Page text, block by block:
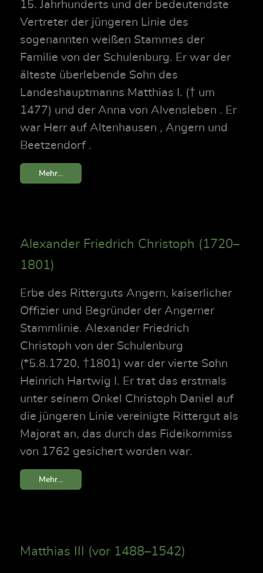
15. Jahrhunderts und der bedeutendste
Vertreter der jüngeren Linie des
sogenannten weißen Stammes der
Familie von der Schulenburg. Er war der
älteste überlebende Sohn des
Landeshauptmanns Matthias I. († um
1477) und der Anna von Alvensleben . Er
war Herr auf Altenhausen , Angern und
Beetzendorf .
Mehr...
Alexander Friedrich Christoph (1720–
1801)
Erbe des Ritterguts Angern, kaiserlicher
Offizier und Begründer der Angerner
Stammlinie. Alexander Friedrich
Christoph von der Schulenburg
(*5.8.1720, †1801) war der vierte Sohn
Heinrich Hartwig I. Er trat das erstmals
unter seinem Onkel Christoph Daniel auf
die jüngeren Linie vereinigte Rittergut als
Majorat an, das durch das Fideikommiss
von 1762 gesichert worden war.
Mehr...
Matthias III (vor 1488–1542)